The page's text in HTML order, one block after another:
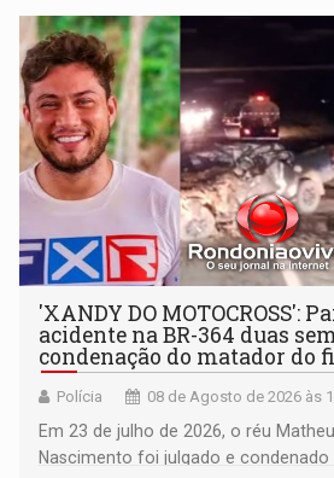
'XANDY DO MOTOCROSS':
acidente na BR-364 duas
condenação do matador do
Polícia 08 de Agosto de 2026 às
Em 23 de julho de 2026, o réu
Nascimento foi julgado e